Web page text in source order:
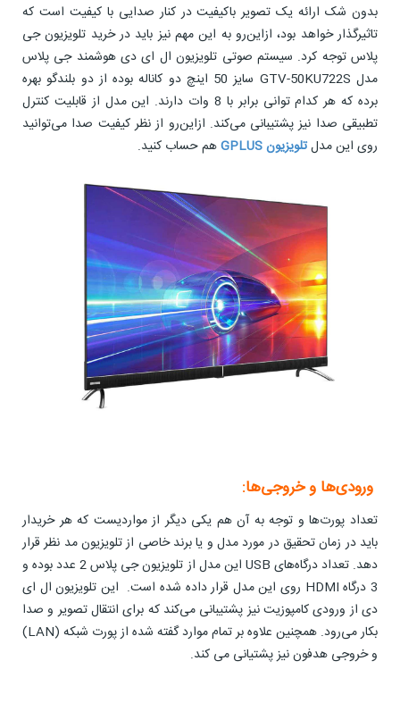
بدون شک ارائه یک تصویر باکیفیت در کنار صدایی با کیفیت است که
تاثیرگذار خواهد بود، از‌این‌رو به این مهم نیز باید در خرید تلویزیون جی
پلاس توجه کرد. سیستم صوتی تلویزیون ال ای دی هوشمند جی پلاس
مدل GTV-50KU722S سایز 50 اینچ دو کاناله بوده از دو بلندگو بهره
برده که هر کدام توانی برابر با 8 وات دارند. این مدل از قابلیت کنترل
تطبیقی صدا نیز پشتیبانی می‌کند. از‌این‌رو از نظر کیفیت صدا می‌توانید
روی این مدلتلویزیون GPLUS هم حساب کنید.
ورودی‌ها و خروجی‌ها:
تعداد پورت‌ها و توجه به آن هم یکی دیگر از مواردیست که هر خریدار
باید در زمان تحقیق در مورد مدل و یا برند خاصی از تلویزیون مد نظر قرار
دهد. تعداد درگاه‌های USB این مدل از تلویزیون جی پلاس 2 عدد بوده و
3 درگاه HDMI روی این مدل قرار داده شده است. این تلویزیون ال ای
دی از ورودی کامپوزیت نیز پشتیبانی می‌کند که برای انتقال تصویر و صدا
بکار می‌رود. همچنین علاوه بر تمام موارد گفته شده از پورت شبکه (LAN)
و خروجی هدفون نیز پشتیانی می کند.